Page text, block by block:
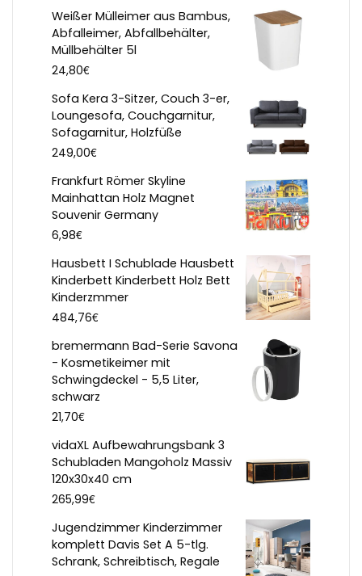
Weißer Mülleimer aus Bambus,
Abfalleimer, Abfallbehälter,
Müllbehälter 5l
24,80€
Sofa Kera 3-Sitzer, Couch 3-er,
Loungesofa, Couchgarnitur,
Sofagarnitur, Holzfüße
249,00€
Frankfurt Römer Skyline
Mainhattan Holz Magnet
Souvenir Germany
6,98€
Hausbett I Schublade Hausbett
Kinderbett Kinderbett Holz Bett
Kinderzmmer
484,76€
bremermann Bad-Serie Savona
- Kosmetikeimer mit
Schwingdeckel - 5,5 Liter,
schwarz
21,70€
vidaXL Aufbewahrungsbank 3
Schubladen Mangoholz Massiv
120x30x40 cm
265,99€
Jugendzimmer Kinderzimmer
komplett Davis Set A 5-tlg.
Schrank, Schreibtisch, Regale